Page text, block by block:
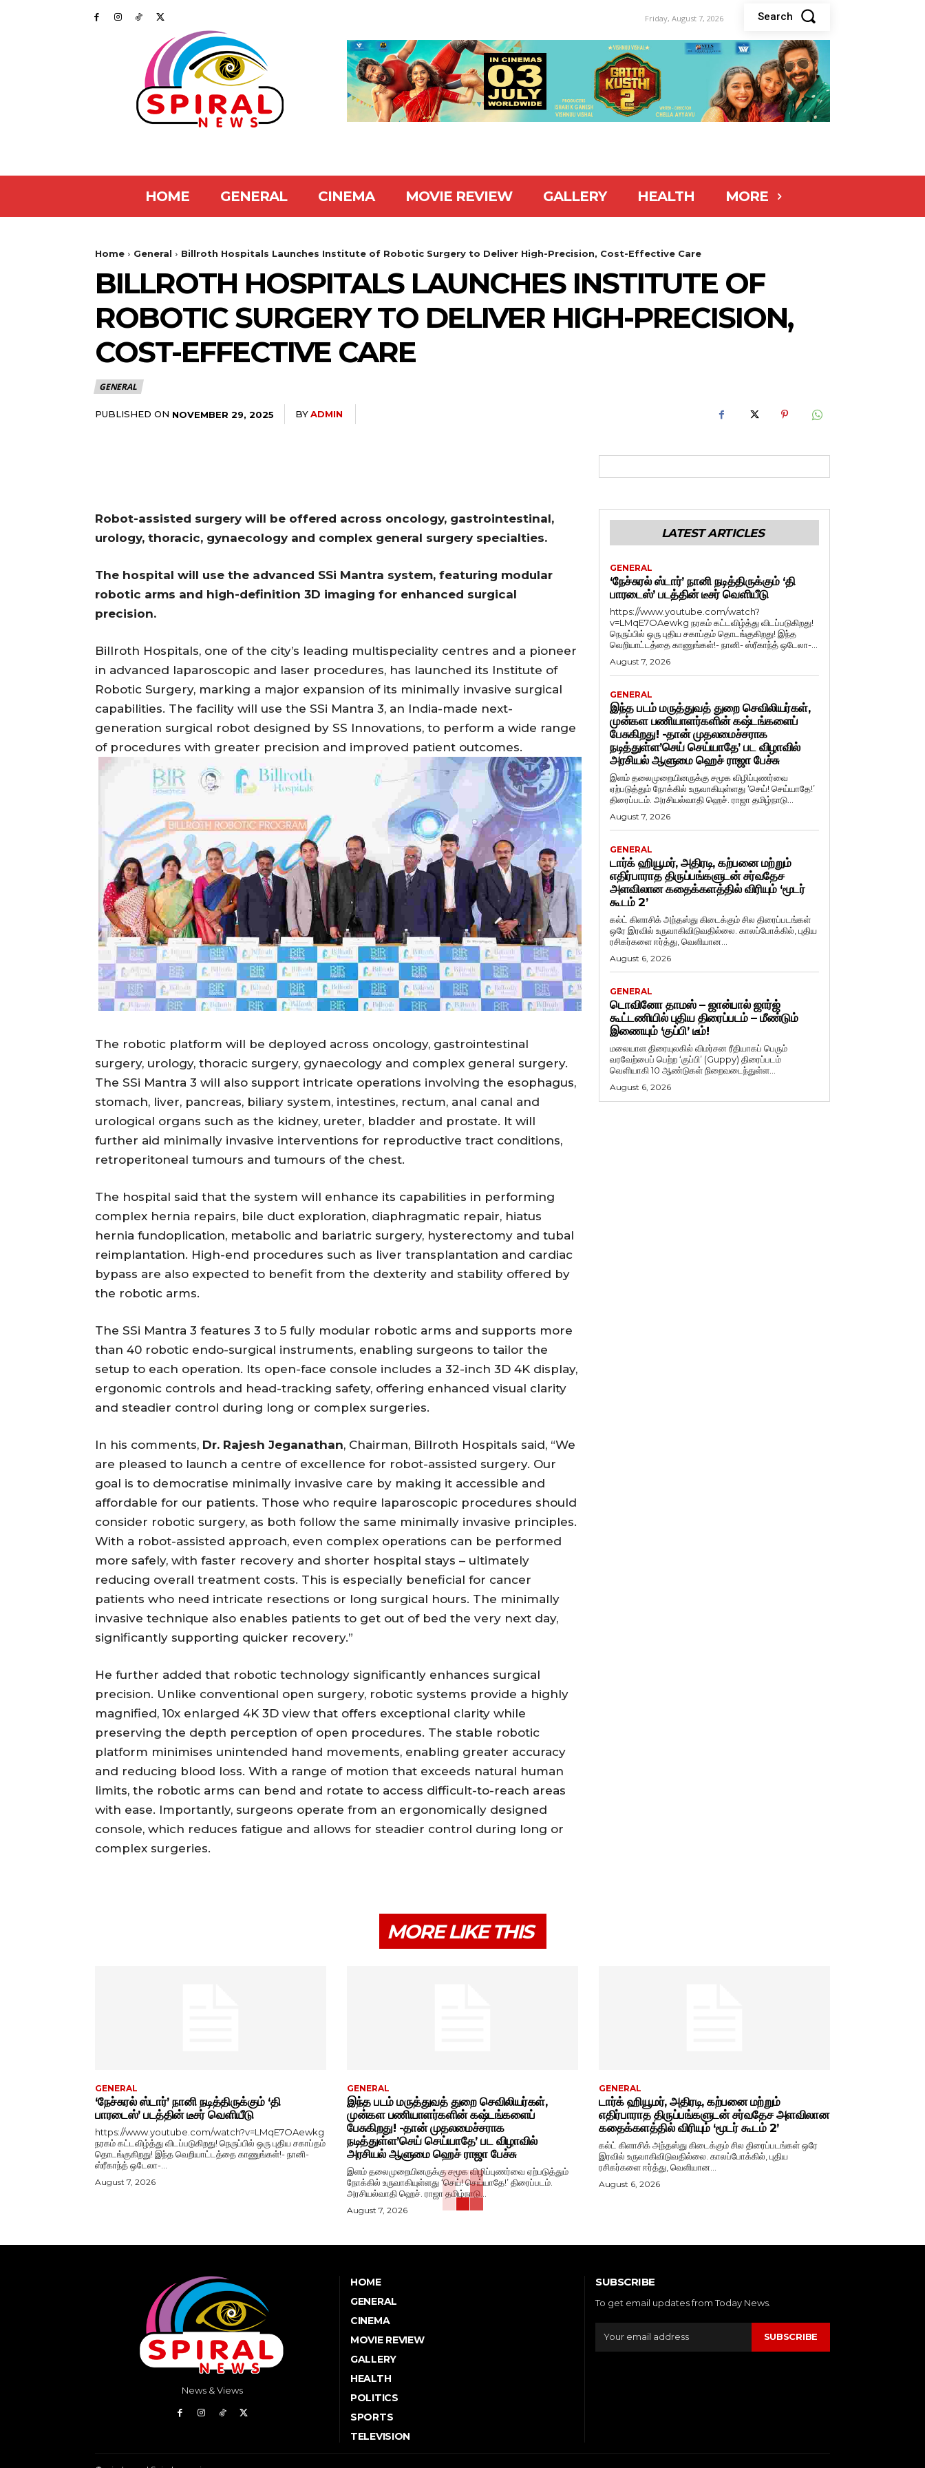
Friday, August 7, 2026 Search
HOME GENERAL CINEMA MOVIE REVIEW GALLERY HEALTH MORE
Home General Billroth Hospitals Launches Institute of Robotic Surgery to Deliver High-Precision, Cost-Effective Care
BILLROTH HOSPITALS LAUNCHES INSTITUTE OF
ROBOTIC SURGERY TO DELIVER HIGH-PRECISION,
COST-EFFECTIVE CARE
GENERAL
PUBLISHED ON NOVEMBER 29, 2025 BYADMIN
Robot-assisted surgery will be offered across oncology, gastrointestinal,
urology, thoracic, gynaecology and complex general surgery specialties.
The hospital will use the advanced SSi Mantra system, featuring modular
robotic arms and high-definition 3D imaging for enhanced surgical
precision.
Billroth Hospitals, one of the city’s leading multispeciality centres and a pioneer
in advanced laparoscopic and laser procedures, has launched its Institute of
Robotic Surgery, marking a major expansion of its minimally invasive surgical
capabilities. The facility will use the SSi Mantra 3, an India-made next-
generation surgical robot designed by SS Innovations, to perform a wide range
of procedures with greater precision and improved patient outcomes.
The robotic platform will be deployed across oncology, gastrointestinal
surgery, urology, thoracic surgery, gynaecology and complex general surgery.
The SSi Mantra 3 will also support intricate operations involving the esophagus,
stomach, liver, pancreas, biliary system, intestines, rectum, anal canal and
urological organs such as the kidney, ureter, bladder and prostate. It will
further aid minimally invasive interventions for reproductive tract conditions,
retroperitoneal tumours and tumours of the chest.
The hospital said that the system will enhance its capabilities in performing
complex hernia repairs, bile duct exploration, diaphragmatic repair, hiatus
hernia fundoplication, metabolic and bariatric surgery, hysterectomy and tubal
reimplantation. High-end procedures such as liver transplantation and cardiac
bypass are also expected to benefit from the dexterity and stability offered by
the robotic arms.
The SSi Mantra 3 features 3 to 5 fully modular robotic arms and supports more
than 40 robotic endo-surgical instruments, enabling surgeons to tailor the
setup to each operation. Its open-face console includes a 32-inch 3D 4K display,
ergonomic controls and head-tracking safety, offering enhanced visual clarity
and steadier control during long or complex surgeries.
In his comments, Dr. Rajesh Jeganathan, Chairman, Billroth Hospitals said, “We
are pleased to launch a centre of excellence for robot-assisted surgery. Our
goal is to democratise minimally invasive care by making it accessible and
affordable for our patients. Those who require laparoscopic procedures should
consider robotic surgery, as both follow the same minimally invasive principles.
With a robot-assisted approach, even complex operations can be performed
more safely, with faster recovery and shorter hospital stays – ultimately
reducing overall treatment costs. This is especially beneficial for cancer
patients who need intricate resections or long surgical hours. The minimally
invasive technique also enables patients to get out of bed the very next day,
significantly supporting quicker recovery.”
He further added that robotic technology significantly enhances surgical
precision. Unlike conventional open surgery, robotic systems provide a highly
magnified, 10x enlarged 4K 3D view that offers exceptional clarity while
preserving the depth perception of open procedures. The stable robotic
platform minimises unintended hand movements, enabling greater accuracy
and reducing blood loss. With a range of motion that exceeds natural human
limits, the robotic arms can bend and rotate to access difficult-to-reach areas
with ease. Importantly, surgeons operate from an ergonomically designed
console, which reduces fatigue and allows for steadier control during long or
complex surgeries.
LATEST ARTICLES
GENERAL
‘நேச்சுரல் ஸ்டார்’ நானி நடித்திருக்கும் ‘தி
பாரடைஸ்’ படத்தின் டீசர் வெளியீடு
https://www.youtube.com/watch?
v=LMqE7OAewkg நரகம் கட்டவிழ்த்து விடப்படுகிறது!
நெருப்பில் ஒரு புதிய சகாப்தம் தொடங்குகிறது! இந்த
வெறியாட்டத்தை காணுங்கள்!- நானி- ஸ்ரீகாந்த் ஒடேலா-...
August 7, 2026
GENERAL
இந்த படம் மருத்துவத் துறை செவிலியர்கள்,
முன்கள பணியாளர்களின் கஷ்டங்களைப்
பேசுகிறது! -தான் முதலமைச்சராக
நடித்துள்ள’செய் செய்யாதே’ பட விழாவில்
அரசியல் ஆளுமை ஹெச் ராஜா பேச்சு
இளம் தலைமுறையினருக்கு சமூக விழிப்புணர்வை
ஏற்படுத்தும் நோக்கில் உருவாகியுள்ளது ‘செய்! செய்யாதே!’
திரைப்படம். அரசியல்வாதி ஹெச். ராஜா தமிழ்நாடு...
August 7, 2026
GENERAL
டார்க் ஹியூமர், அதிரடி, கற்பனை மற்றும்
எதிர்பாராத திருப்பங்களுடன் சர்வதேச
அளவிலான கதைக்களத்தில் விரியும் ‘மூடர்
கூடம் 2’
கல்ட் கிளாசிக் அந்தஸ்து கிடைக்கும் சில திரைப்படங்கள்
ஒரே இரவில் உருவாகிவிடுவதில்லை. காலப்போக்கில், புதிய
ரசிகர்களை ஈர்த்து, வெளியான...
August 6, 2026
GENERAL
டொவினோ தாமஸ் – ஜான்பால் ஜார்ஜ்
கூட்டணியில் புதிய திரைப்படம் – மீண்டும்
இணையும் ‘குப்பி’ டீம்!
மலையாள திரையுலகில் விமர்சன ரீதியாகப் பெரும்
வரவேற்பைப் பெற்ற ‘குப்பி’ (Guppy) திரைப்படம்
வெளியாகி 10 ஆண்டுகள் நிறைவடைந்துள்ள...
August 6, 2026
MORE LIKE THIS
GENERAL
‘நேச்சுரல் ஸ்டார்’ நானி நடித்திருக்கும் ‘தி
பாரடைஸ்’ படத்தின் டீசர் வெளியீடு
https://www.youtube.com/watch?v=LMqE7OAewkg
நரகம் கட்டவிழ்த்து விடப்படுகிறது! நெருப்பில் ஒரு புதிய சகாப்தம்
தொடங்குகிறது! இந்த வெறியாட்டத்தை காணுங்கள்!- நானி-
ஸ்ரீகாந்த் ஒடேலா-...
August 7, 2026
GENERAL
இந்த படம் மருத்துவத் துறை செவிலியர்கள்,
முன்கள பணியாளர்களின் கஷ்டங்களைப்
பேசுகிறது! -தான் முதலமைச்சராக
நடித்துள்ள’செய் செய்யாதே’ பட விழாவில்
அரசியல் ஆளுமை ஹெச் ராஜா பேச்சு
இளம் தலைமுறையினருக்கு சமூக விழிப்புணர்வை ஏற்படுத்தும்
நோக்கில் உருவாகியுள்ளது ‘செய்! செய்யாதே!’ திரைப்படம்.
அரசியல்வாதி ஹெச். ராஜா தமிழ்நாடு...
August 7, 2026
GENERAL
டார்க் ஹியூமர், அதிரடி, கற்பனை மற்றும்
எதிர்பாராத திருப்பங்களுடன் சர்வதேச அளவிலான
கதைக்களத்தில் விரியும் ‘மூடர் கூடம் 2’
கல்ட் கிளாசிக் அந்தஸ்து கிடைக்கும் சில திரைப்படங்கள் ஒரே
இரவில் உருவாகிவிடுவதில்லை. காலப்போக்கில், புதிய
ரசிகர்களை ஈர்த்து, வெளியான...
August 6, 2026
News & Views
HOME
GENERAL
CINEMA
MOVIE REVIEW
GALLERY
HEALTH
POLITICS
SPORTS
TELEVISION
SUBSCRIBE
To get email updates from Today News.
SUBSCRIBE